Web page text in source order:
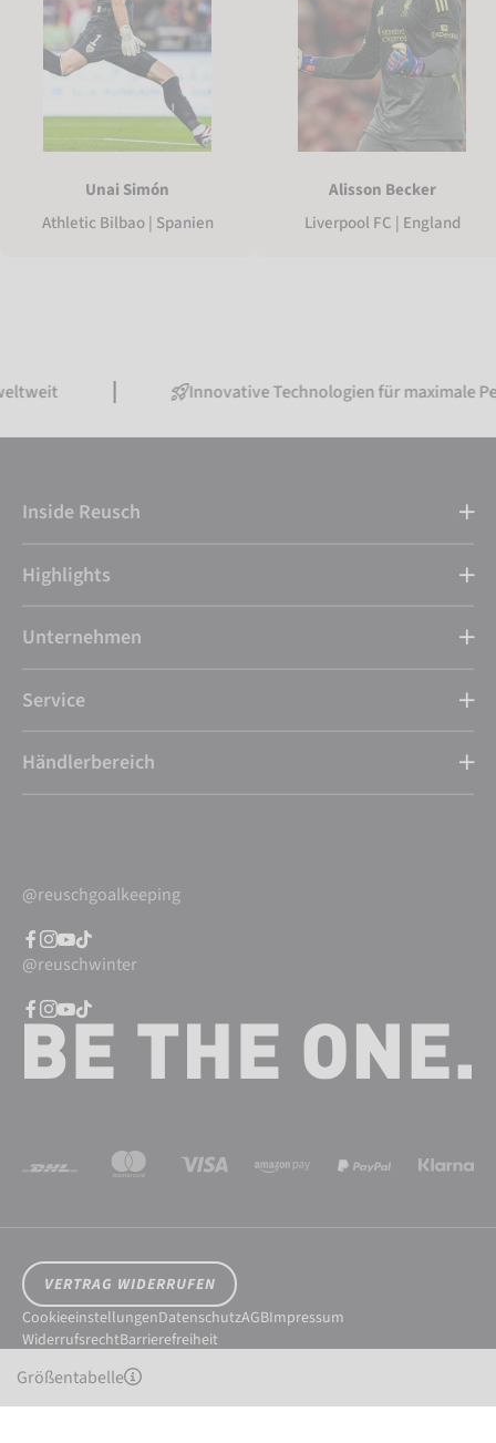
Größentabelle
Unai Simón
Athletic Bilbao | Spanien
Alisson Becker
Liverpool FC | England
Innovative Technologien für maximale
Inside Reusch
Highlights
Unternehmen
Service
Händlerbereich
@reuschgoalkeeping
@reuschwinter
VERTRAG WIDERRUFEN
CookieeinstellungenDatenschutzAGBImpressum
WiderrufsrechtBarrierefreiheit
© 2026 Reusch International SpA - AG